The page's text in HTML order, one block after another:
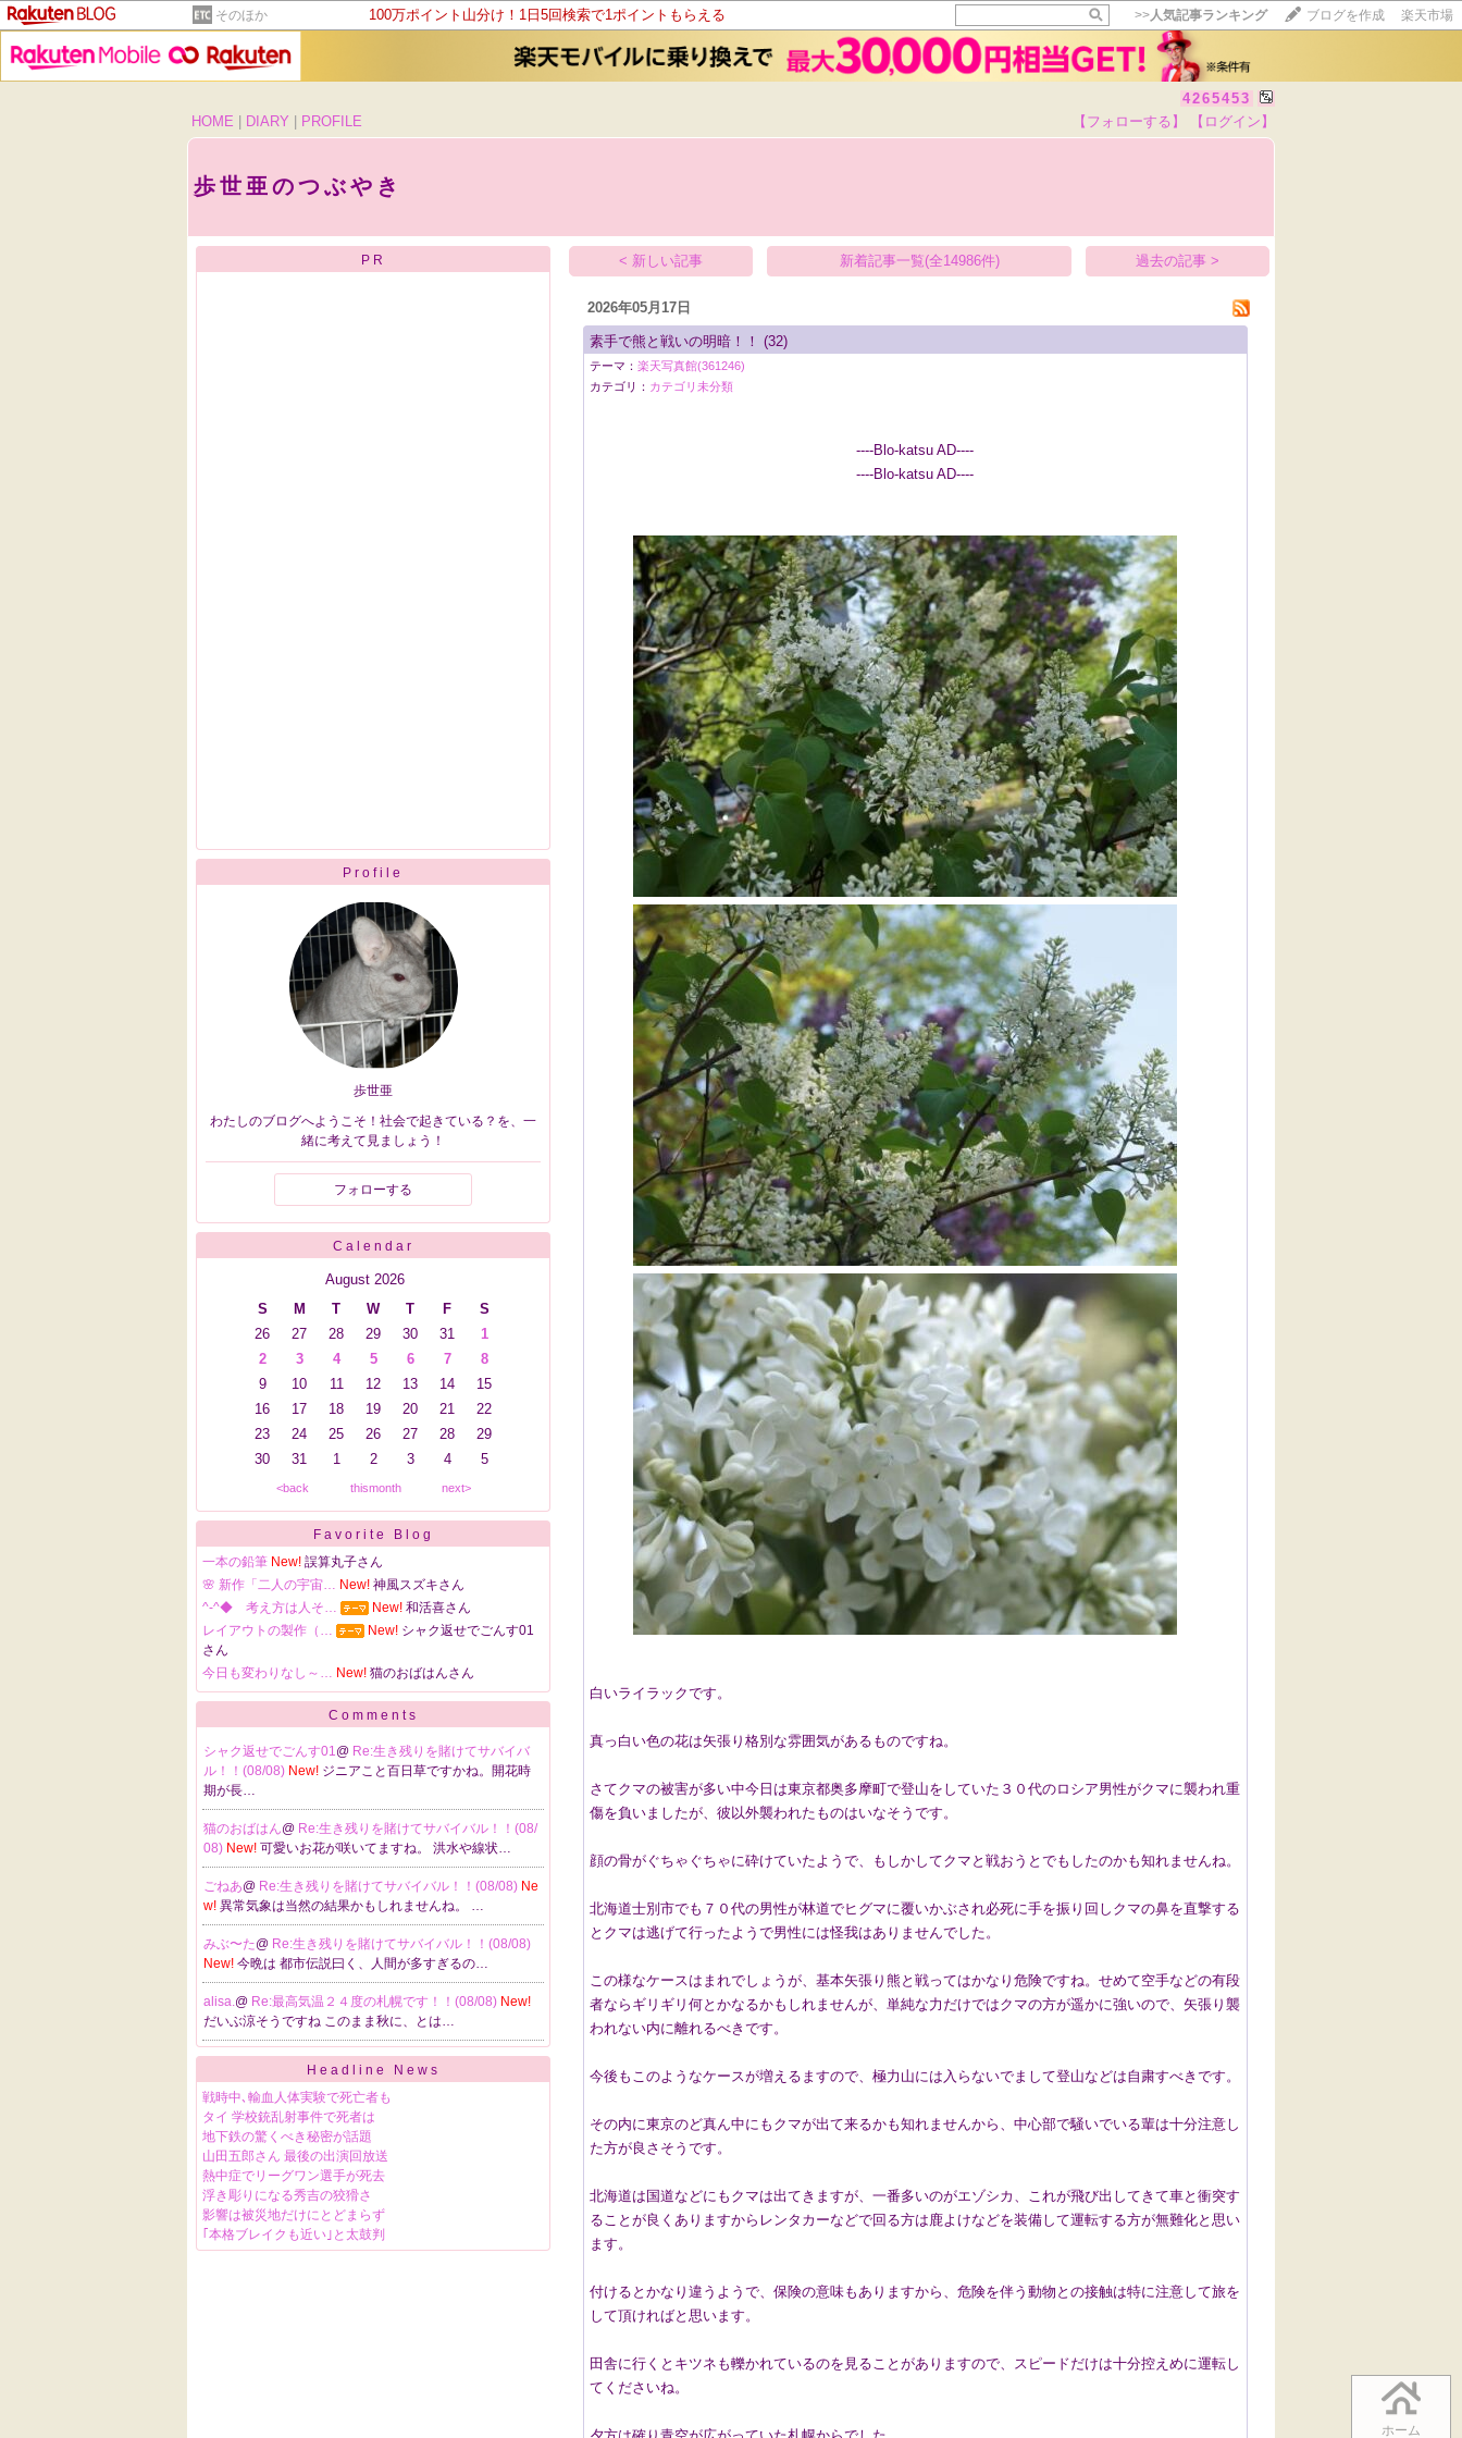
そのほか 100万ポイント山分け！1日5回検索で1ポイントもらえる >>人気記事ランキング ブログを作成 楽天市場
4265453
HOME
DIARY PROFILE 【フォローする】 【ログイン】
歩世亜のつぶやき
ホーム
PR
Profile
歩世亜
わたしのブログへようこそ！社会で起きている？を、一
緒に考えて見ましょう！
フォローする
Calendar
August 2026
S
M T W T F
S
26
27 28 29 30 31
1
2
3 4 5 6 7
8
9
10 11 12 13 14
15
16
17 18 19 20 21
22
23
24 25 26 27 28
29
30
31 1 2 3 4 5
<back thismonth next>
Favorite Blog
一本の鉛筆 New! 誤算丸子さん
🌸 新作「二人の宇宙… New! 神風スズキさん
^-^◆ 考え方は人そ…
New! 和活喜さん
レイアウトの製作（…
New! シャク返せでごんす01
さん
今日も変わりなし～… New! 猫のおばはんさん
Comments
シャク返せでごんす01@ Re:生き残りを賭けてサバイバ
ル！！(08/08) New! ジニアこと百日草ですかね。開花時
期が長…
猫のおばはん@ Re:生き残りを賭けてサバイバル！！(08/
08) New! 可愛いお花が咲いてますね。 洪水や線状…
ごねあ@ Re:生き残りを賭けてサバイバル！！(08/08) Ne
w! 異常気象は当然の結果かもしれませんね。 …
みぶ〜た@ Re:生き残りを賭けてサバイバル！！(08/08)
New! 今晩は 都市伝説曰く、人間が多すぎるの…
alisa.@ Re:最高気温２４度の札幌です！！(08/08) New!
だいぶ涼そうですね このまま秋に、とは…
Headline News
戦時中､輸血人体実験で死亡者も
タイ 学校銃乱射事件で死者は
地下鉄の驚くべき秘密が話題
山田五郎さん 最後の出演回放送
熱中症でリーグワン選手が死去
浮き彫りになる秀吉の狡猾さ
影響は被災地だけにとどまらず
｢本格ブレイクも近い｣と太鼓判
< 新しい記事 新着記事一覧(全14986件) 過去の記事 >
2026年05月17日
素手で熊と戦いの明暗！！ (32)
テーマ：楽天写真館(361246)
カテゴリ： カテゴリ未分類
----Blo-katsu AD----
----Blo-katsu AD----
白いライラックです。
真っ白い色の花は矢張り格別な雰囲気があるものですね。
さてクマの被害が多い中今日は東京都奥多摩町で登山をしていた３０代のロシア男性がクマに襲われ重
傷を負いましたが、彼以外襲われたものはいなそうです。
顔の骨がぐちゃぐちゃに砕けていたようで、もしかしてクマと戦おうとでもしたのかも知れませんね。
北海道士別市でも７０代の男性が林道でヒグマに覆いかぶされ必死に手を振り回しクマの鼻を直撃する
とクマは逃げて行ったようで男性には怪我はありませんでした。
この様なケースはまれでしょうが、基本矢張り熊と戦ってはかなり危険ですね。せめて空手などの有段
者ならギリギリ何とかなるかもしれませんが、単純な力だけではクマの方が遥かに強いので、矢張り襲
われない内に離れるべきです。
今後もこのようなケースが増えるますので、極力山には入らないでまして登山などは自粛すべきです。
その内に東京のど真ん中にもクマが出て来るかも知れませんから、中心部で騒いでいる輩は十分注意し
た方が良さそうです。
北海道は国道などにもクマは出てきますが、一番多いのがエゾシカ、これが飛び出してきて車と衝突す
ることが良くありますからレンタカーなどで回る方は鹿よけなどを装備して運転する方が無難化と思い
ます。
付けるとかなり違うようで、保険の意味もありますから、危険を伴う動物との接触は特に注意して旅を
して頂ければと思います。
田舎に行くとキツネも轢かれているのを見ることがありますので、スピードだけは十分控えめに運転し
てくださいね。